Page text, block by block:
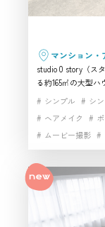
マンション・
studio 0 story（ス
る約165㎡の大型
ーン壁、水色壁、
の撮影スタジオ内
品撮影、プロフィ
応。メイクルーム
備と撮影効率を重
撮影スタジオです。
シンプル シ
ヘアメイク
ムービー撮影
家具・小物充実
白基調インテリ
高速インターネッ